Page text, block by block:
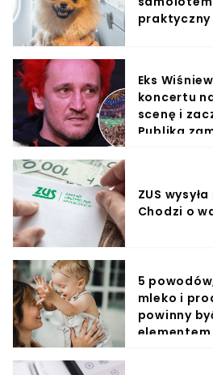
Eks
koncertu
scenę i
Publika
ZUS
Chodzi o
5
mleko i
powinny